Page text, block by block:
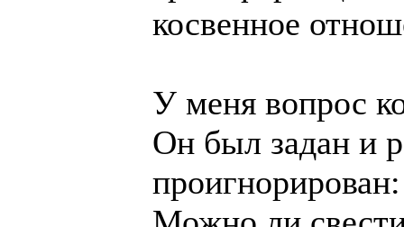
косвенное
У меня вопрос
Он был задан и
проигнорирован: